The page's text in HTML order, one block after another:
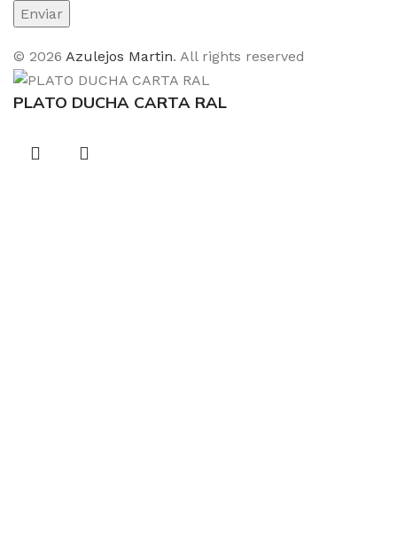
© 2026 Azulejos Martin. All rights reserved
PLATO DUCHA CARTA RAL